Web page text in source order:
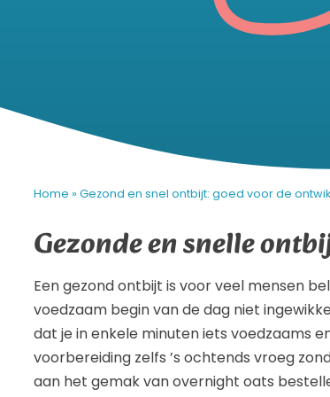
Home » Gezond en snel ontbijt: goed voor de
Gezonde en snelle
Een gezond ontbijt is voor veel mensen
voedzaam begin van de dag niet
dat je in enkele minuten iets voedzaams
voorbereiding zelfs ’s ochtends vroeg
aan het gemak van overnight oats